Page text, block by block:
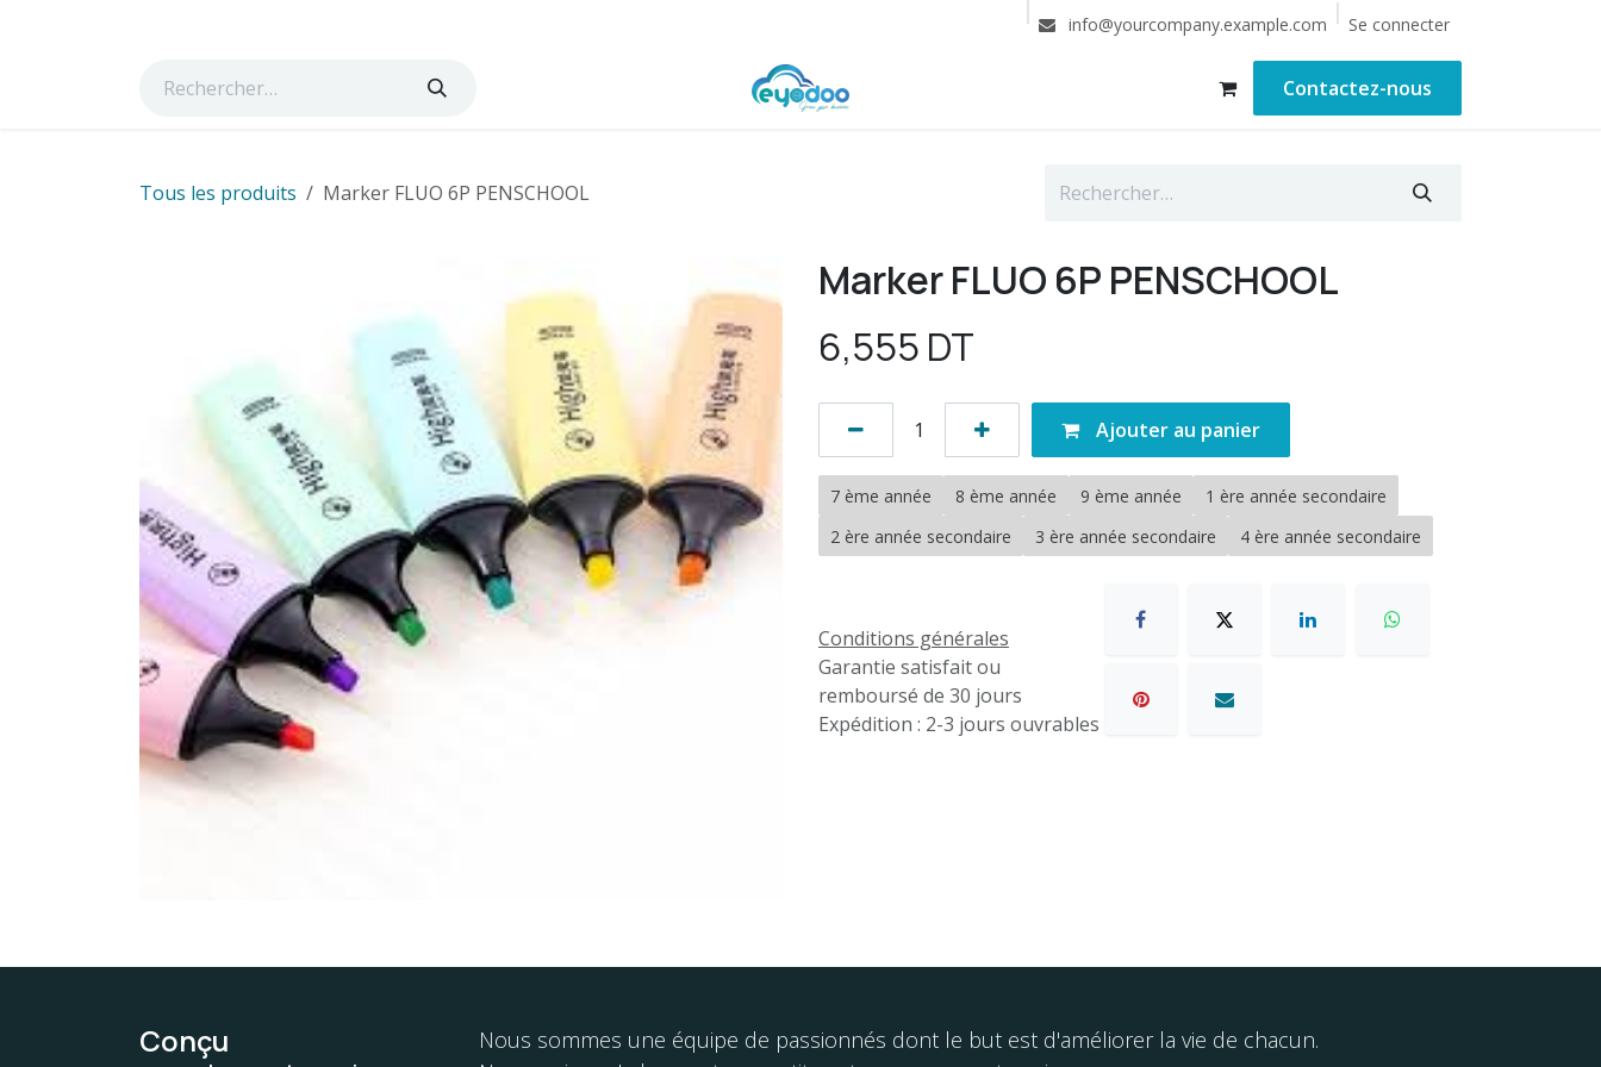
info@yourcompany.example.com Se connecter
Contactez-nous
Tous les produits Marker FLUO 6P PENSCHOOL
Marker FLUO 6P PENSCHOOL
6,555 DT
Ajouter au panier
7 ème année 8 ème année 9 ème année
1 ère année secondaire
2 ère année secondaire
3 ère année secondaire 4 ère année secondaire
Conditions générales
Garantie satisfait ou
remboursé de 30 jours
Expédition : 2-3 jours ouvrables
Conçu
Nous sommes une équipe de passionnés dont le but est d'améliorer la vie de chacun.